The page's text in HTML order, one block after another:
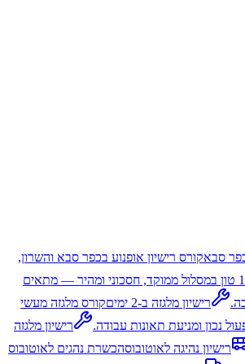
סבאקורס רישיון אופנוע בכפר סבא והשרון,
הוצאת רישיון למשאית עד 12 טון במסלול ממוקד, חסכוני ומהיר — מתאים
רישיון מלגזה ב-2 ימים
קורס מלגזה מעשי
נכון ומניעת תאונות עבודה.
רישיון מלגזה
רישיון נהיגה לאוטובוסהכשרת נהגים לאוטובוס